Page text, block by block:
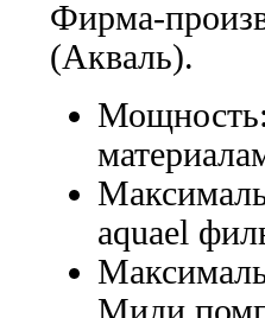
Фирма-
(Акваль).
aquael